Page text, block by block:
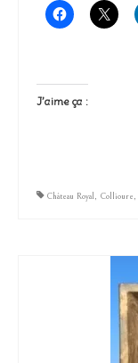
J’aime ça :
Château Royal, Collioure,